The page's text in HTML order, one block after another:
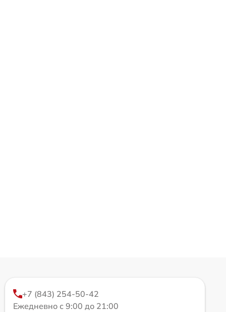
+7 (843) 254-50-42
Ежедневно с 9:00 до 21:00